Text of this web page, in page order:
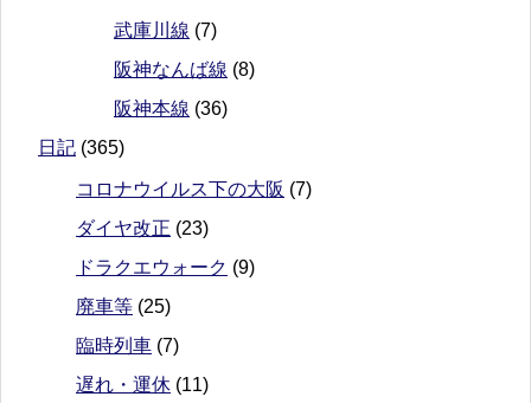
武庫川線 (7)
阪神なんば線 (8)
阪神本線 (36)
日記 (365)
コロナウイルス下の大阪 (7)
ダイヤ改正 (23)
ドラクエウォーク (9)
廃車等 (25)
臨時列車 (7)
遅れ・運休 (11)